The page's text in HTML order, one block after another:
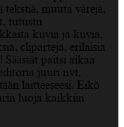
muuta värejä,
tutustu
kuvia ja kuvia,
cliparteja, erilaisia
paitsi aikaa
juuri nyt,
laitteeseesi. Eikö
luoja kaikkiin